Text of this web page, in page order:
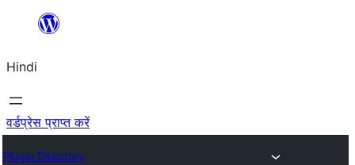
सामग्री
जाएं
Hindi
वर्डप्रेस प्राप्त करें
Plugin Directory